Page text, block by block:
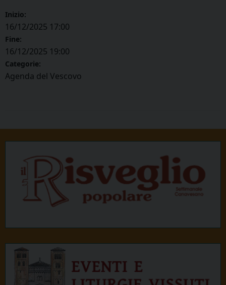
Inizio:
16/12/2025 17:00
Fine:
16/12/2025 19:00
Categorie:
Agenda del Vescovo